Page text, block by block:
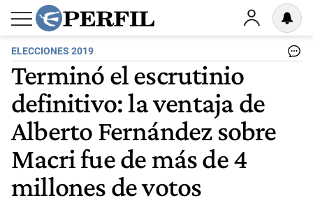
ELECCIONES 2019
Terminó el escrutinio
definitivo: la ventaja de
Alberto Fernández sobre
Macri fue de más de 4
millones de votos